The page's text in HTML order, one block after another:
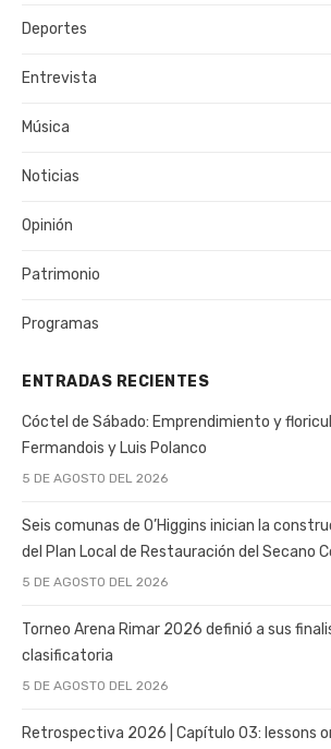
Deportes
Entrevista
Música
Noticias
Opinión
Patrimonio
Programas
ENTRADAS RECIENTES
Cóctel de Sábado: Emprendimiento y
Fermandois y Luis Polanco
5 DE AGOSTO DEL 2026
Seis comunas de O’Higgins inician la
del Plan Local de Restauración del Secano
5 DE AGOSTO DEL 2026
Torneo Arena Rimar 2026 definió a sus
clasificatoria
5 DE AGOSTO DEL 2026
Retrospectiva 2026 | Capítulo 03: lessons